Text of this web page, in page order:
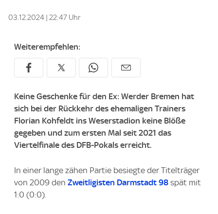
03.12.2024 | 22:47 Uhr
Weiterempfehlen:
Keine Geschenke für den Ex: Werder Bremen hat
sich bei der Rückkehr des ehemaligen Trainers
Florian Kohfeldt ins Weserstadion keine Blöße
gegeben und zum ersten Mal seit 2021 das
Viertelfinale des DFB-Pokals erreicht.
In einer lange zähen Partie besiegte der Titelträger
von 2009 den Zweitligisten Darmstadt 98 spät mit
1:0 (0:0).